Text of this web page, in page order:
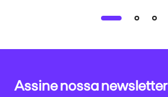
Assine nossa newsletter